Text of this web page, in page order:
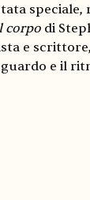
speciale,
corpo di
e
e il